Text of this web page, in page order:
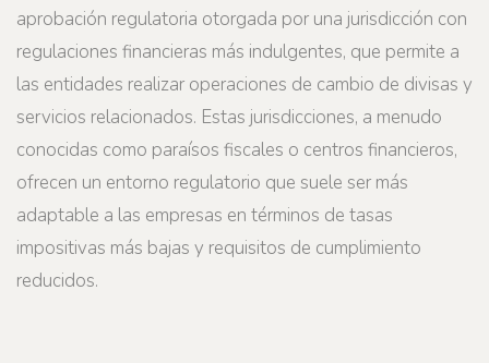
aprobación regulatoria otorgada por una jurisdicción con
regulaciones financieras más indulgentes, que permite a
las entidades realizar operaciones de cambio de divisas y
servicios relacionados. Estas jurisdicciones, a menudo
conocidas como paraísos fiscales o centros financieros,
ofrecen un entorno regulatorio que suele ser más
adaptable a las empresas en términos de tasas
impositivas más bajas y requisitos de cumplimiento
reducidos.